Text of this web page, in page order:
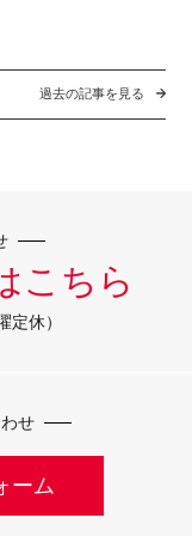
過去の記事を見る
こちら
休）
せ
ーム